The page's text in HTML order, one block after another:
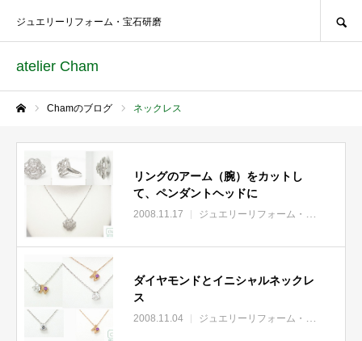
atelier Cham
ジュエリーリフォーム・宝石研磨
Chamのブログ ネックレス
リングのアーム（腕）をカットし
て、ペンダントヘッドに
2008.11.17 ジュエリーリフォーム・リモデル
ダイヤモンドとイニシャルネックレ
ス
2008.11.04 ジュエリーリフォーム・リモデル